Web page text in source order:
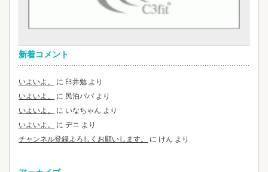
新着コメント
いよいよ。 に 臼井勉 より
いよいよ。
に 民泊パパ より
いよいよ。
に いなちゃん より
いよいよ。
に デニ より
チャンネル登録よろしくお願いします。
に けん より